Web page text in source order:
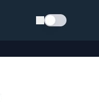
Schimba tema